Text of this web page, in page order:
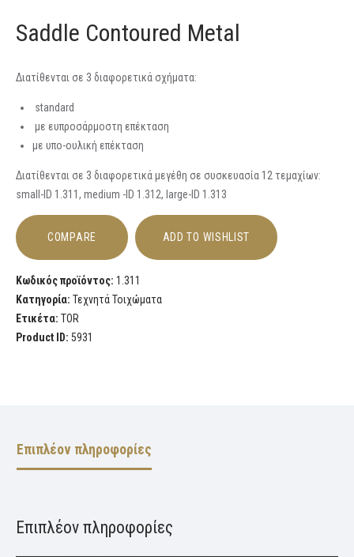
Saddle Contoured Metal
Διατίθενται σε 3 διαφορετικά σχήματα:
standard
με ευπροσάρμοστη επέκταση
με υπο-ουλική επέκταση
Διατίθενται σε 3 διαφορετικά μεγέθη σε συσκευασία 12 τεμαχίων:
small-ID 1.311, medium -ID 1.312, large-ID 1.313
COMPARE ADD TO WISHLIST
Κωδικός προϊόντος: 1.311
Κατηγορία: Τεχνητά Τοιχώματα
Ετικέτα: TOR
Product ID: 5931
Επιπλέον πληροφορίες
Επιπλέον πληροφορίες